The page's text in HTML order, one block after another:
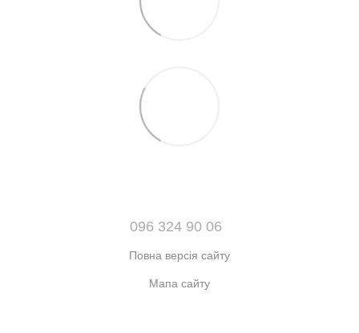
096 324 90 06
Повна версія сайту
Мапа сайту